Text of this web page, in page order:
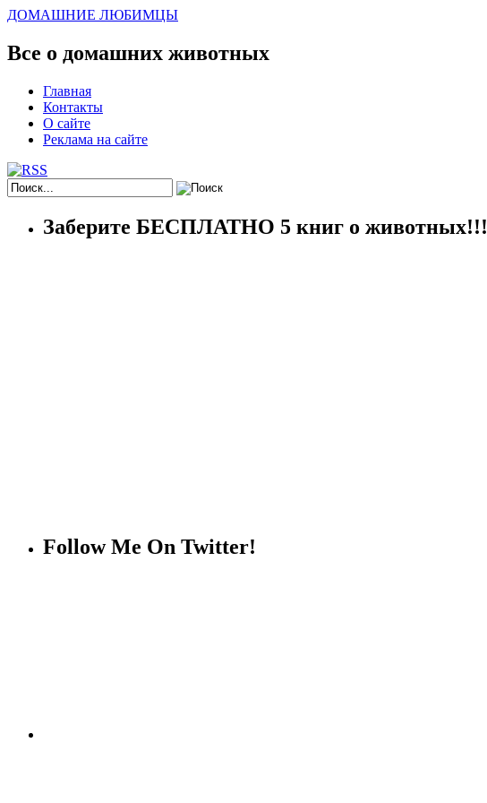
ДОМАШНИЕ ЛЮБИМЦЫ
Все о домашних животных
Главная
Контакты
О сайте
Реклама на сайте
Заберите БЕСПЛАТНО 5 книг о животных!!!
Follow Me On Twitter!